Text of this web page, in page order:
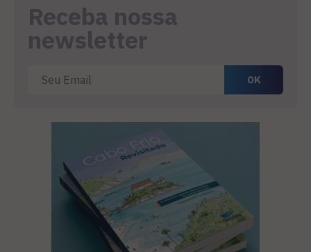
Receba nossa
newsletter